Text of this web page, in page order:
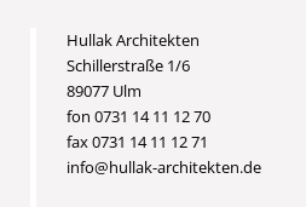
Hullak Architekten
Schillerstraße 1/6
89077 Ulm
fon 0731 14 11 12 70
fax 0731 14 11 12 71
info@hullak-architekten.de